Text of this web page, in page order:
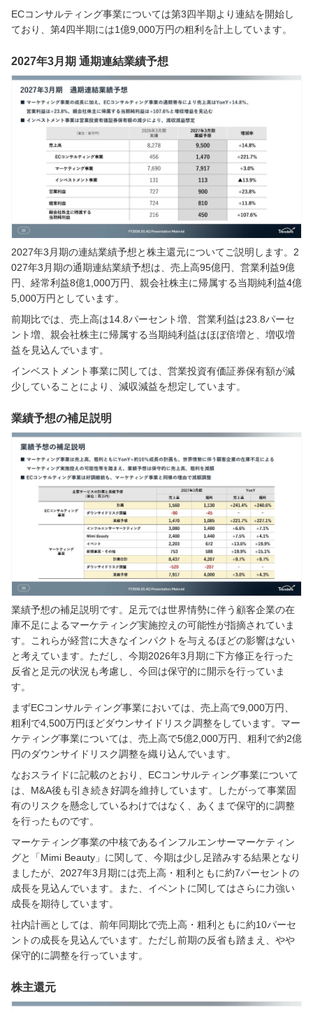
ECコンサルティング事業については第3四半期より連結を開始し
ており、第4四半期には1億9,000万円の粗利を計上しています。
2027年3月期 通期連結業績予想
2027年3月期の連結業績予想と株主還元についてご説明します。2
027年3月期の通期連結業績予想は、売上高95億円、営業利益9億
円、経常利益8億1,000万円、親会社株主に帰属する当期純利益4億
5,000万円としています。
前期比では、売上高は14.8パーセント増、営業利益は23.8パーセ
ント増、親会社株主に帰属する当期純利益はほぼ倍増と、増収増
益を見込んでいます。
インベストメント事業に関しては、営業投資有価証券保有額が減
少していることにより、減収減益を想定しています。
業績予想の補足説明
業績予想の補足説明です。足元では世界情勢に伴う顧客企業の在
庫不足によるマーケティング実施控えの可能性が指摘されていま
す。これらが経営に大きなインパクトを与えるほどの影響はない
と考えています。ただし、今期2026年3月期に下方修正を行った
反省と足元の状況も考慮し、今回は保守的に開示を行っていま
す。
まずECコンサルティング事業においては、売上高で9,000万円、
粗利で4,500万円ほどダウンサイドリスク調整をしています。マー
ケティング事業については、売上高で5億2,000万円、粗利で約2億
円のダウンサイドリスク調整を織り込んでいます。
なおスライドに記載のとおり、ECコンサルティング事業について
は、M&A後も引き続き好調を維持しています。したがって事業固
有のリスクを懸念しているわけではなく、あくまで保守的に調整
を行ったものです。
マーケティング事業の中核であるインフルエンサーマーケティン
グと「Mimi Beauty」に関して、今期は少し足踏みする結果となり
ましたが、2027年3月期には売上高・粗利ともに約7パーセントの
成長を見込んでいます。また、イベントに関してはさらに力強い
成長を期待しています。
社内計画としては、前年同期比で売上高・粗利ともに約10パーセ
ントの成長を見込んでいます。ただし前期の反省も踏まえ、やや
保守的に調整を行っています。
株主還元